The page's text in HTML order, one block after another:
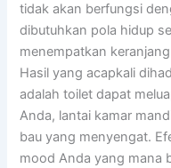
tidak akan berfungsi
dibutuhkan pola hidup
menempatkan
Hasil yang acapkali
adalah toilet dapat
Anda, lantai kamar
bau yang menyengat.
mood Anda yang mana